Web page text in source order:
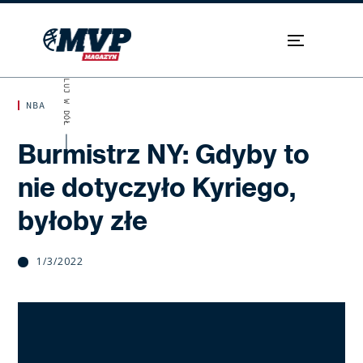
NBA
Burmistrz NY: Gdyby to
nie dotyczyło Kyriego,
byłoby złe
1/3/2022
SKROLUJ W DÓŁ